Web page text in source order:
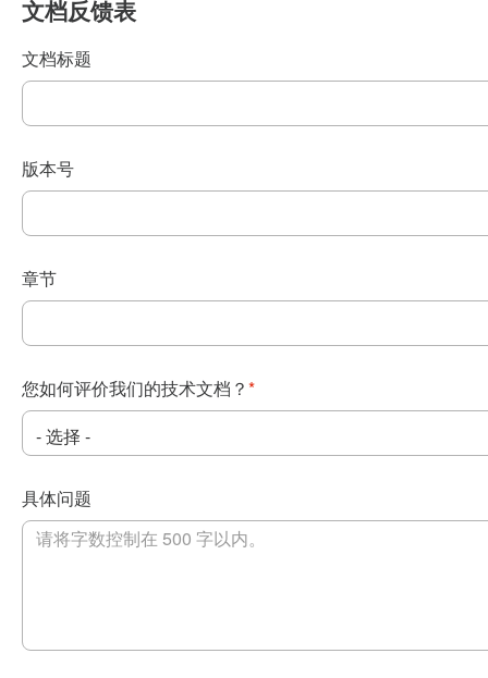
文档反馈表
文档标题
版本号
章节
您如何评价我们的技术文档？ *
具体问题